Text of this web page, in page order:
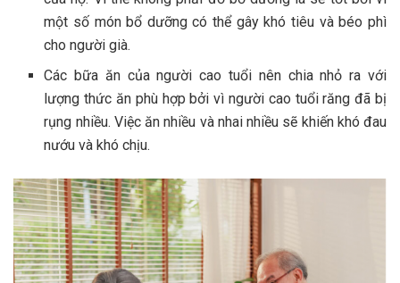
một số món bổ dưỡng có thể gây khó tiêu và béo phì
cho người già.
Các bữa ăn của người cao tuổi nên chia nhỏ ra với
lượng thức ăn phù hợp bởi vì người cao tuổi răng đã bị
rụng nhiều. Việc ăn nhiều và nhai nhiều sẽ khiến khó đau
nướu và khó chịu.